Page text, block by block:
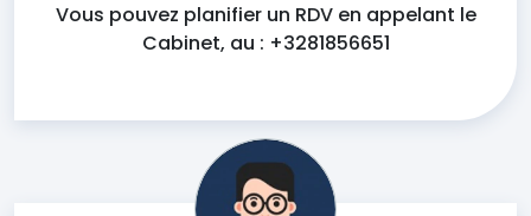
Vous pouvez planifier un RDV en appelant le
Cabinet, au : +3281856651